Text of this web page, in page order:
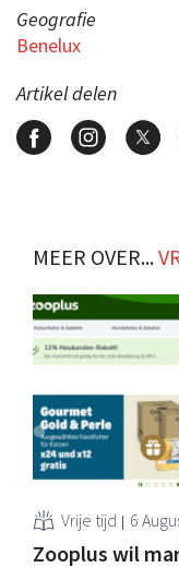
Geografie
Benelux
Artikel delen
MEER OVER...
Vrije tijd 6
Zooplus wil